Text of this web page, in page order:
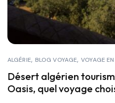
ALGÉRIE BLOG VOYAGE VOYAGE
Désert algérien
Oasis, quel voyage